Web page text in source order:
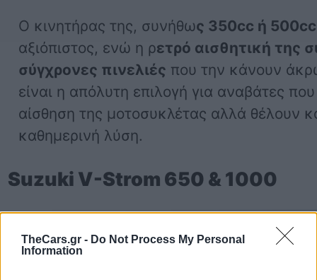
TheCars.gr - Do Not Process My Personal
Information
Ο κινητήρας της, συνήθως 350cc ή
αξιόπιστος, ενώ η ρετρό αισθητική της
σύγχρονες πινελιές που την κάνουν
είναι η απόλυτη επιλογή για αναβάτες
αίσθηση της μοτοσυκλέτας αλλά θέλουν
καθημερινή λύση.
Suzuki V-Strom 650 & 1000